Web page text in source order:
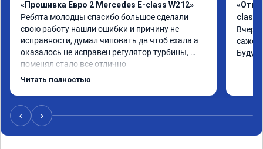
«Прошивка Евро 2 Mercedes E-class W212»
Ребята молодцы спасибо большое сделали
свою работу нашли ошибки и причину не
исправности, думал чиповать дв чтоб ехала а
оказалось не исправен регулятор турбины,
поменял стало все отлично
Читать полностью
class
Вчера
Буду
‹ ›